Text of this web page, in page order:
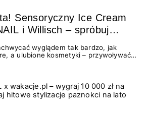
Sensoryczny Ice Cream
i Willisch – spróbuj
prezent!
wyglądem tak bardzo, jak
a ulubione kosmetyki – przywoływać
deserów to coś więcej niż
kolor, aksamitną teksturę,
akcent na podniebieniu. Tego lata
Willisch, tworząc unikalny projekt